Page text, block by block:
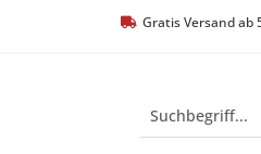
Gratis Versand ab